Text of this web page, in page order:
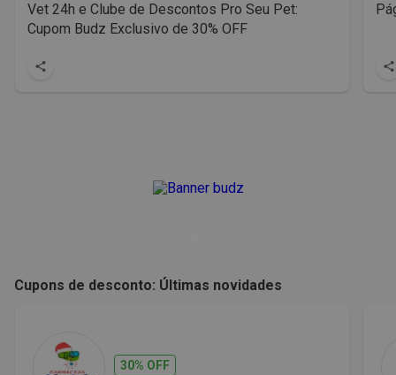
Vet 24h e Clube de Descontos Pro Seu Pet:
Cupom Budz Exclusivo de 30% OFF
Cupons de desconto: Últimas novidades
30% OFF